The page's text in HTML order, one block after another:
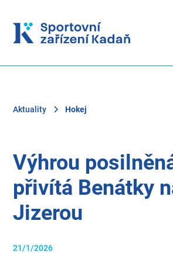
Aktuality Hokej
Výhrou
přivítá Benátky
Jizerou
21/1/2026